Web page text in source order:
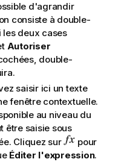
d'agrandir
consiste à double-
les deux cases
Autoriser
double-
saisir ici un texte
fenêtre contextuelle.
au niveau du
être saisie sous
Cliquez sur
pour
Éditer l'expression.